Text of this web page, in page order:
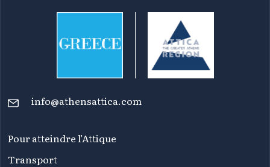
info@athensattica.com
Pour atteindre l’Attique
Transport